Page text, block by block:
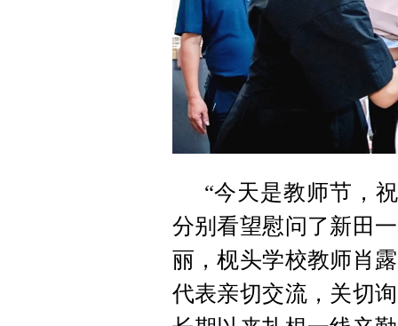
“今天是教师节，
分别看望慰问了新田
丽，枧头学校教师肖
代表亲切交流，关切